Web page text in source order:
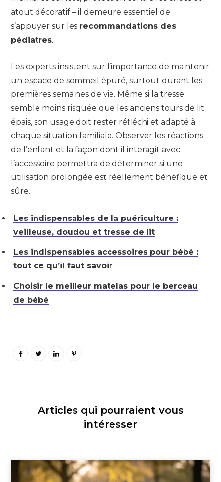
atout décoratif – il demeure essentiel de
s’appuyer sur les recommandations des
pédiatres.
Les experts insistent sur l’importance de maintenir
un espace de sommeil épuré, surtout durant les
premières semaines de vie. Même si la tresse
semble moins risquée que les anciens tours de lit
épais, son usage doit rester réfléchi et adapté à
chaque situation familiale. Observer les réactions
de l’enfant et la façon dont il interagit avec
l’accessoire permettra de déterminer si une
utilisation prolongée est réellement bénéfique et
sûre.
Les indispensables de la puériculture :
veilleuse, doudou et tresse de lit
Les indispensables accessoires pour bébé :
tout ce qu’il faut savoir
Choisir le meilleur matelas pour le berceau
de bébé
Articles qui pourraient vous
intéresser